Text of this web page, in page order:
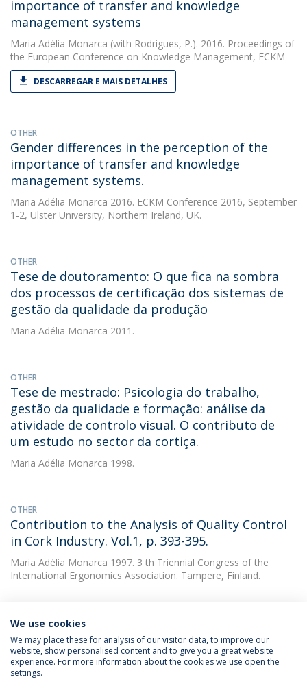
importance of transfer and knowledge
management systems
Maria Adélia Monarca (with Rodrigues, P.). 2016. Proceedings of
the European Conference on Knowledge Management, ECKM
DESCARREGAR E MAIS DETALHES
OTHER
Gender differences in the perception of the
importance of transfer and knowledge
management systems.
Maria Adélia Monarca 2016. ECKM Conference 2016, September
1-2, Ulster University, Northern Ireland, UK.
OTHER
Tese de doutoramento: O que fica na sombra
dos processos de certificação dos sistemas de
gestão da qualidade da produção
Maria Adélia Monarca 2011.
OTHER
Tese de mestrado: Psicologia do trabalho,
gestão da qualidade e formação: análise da
atividade de controlo visual. O contributo de
um estudo no sector da cortiça.
Maria Adélia Monarca 1998.
OTHER
Contribution to the Analysis of Quality Control
in Cork Industry. Vol.1, p. 393-395.
Maria Adélia Monarca 1997. 3 th Triennial Congress of the
International Ergonomics Association. Tampere, Finland.
Política de Privacidade
Termos & Condições
We use cookies
We may place these for analysis of our visitor data, to improve our
website, show personalised content and to give you a great website
experience. For more information about the cookies we use open the
settings.